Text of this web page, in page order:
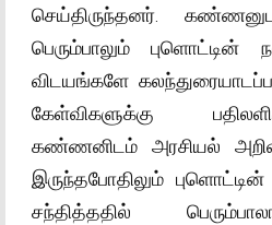
செய்திருந்தனர்.
பெரும்பாலும்
விடயங்களே
கேள்விகளுக்கு
கண்ணனிடம் அரசியல்
இருந்தபோதிலும்
சந்தித்ததில்